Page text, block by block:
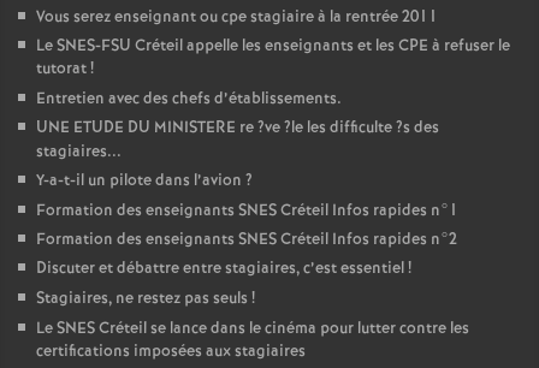
Vous serez enseignant ou cpe stagiaire à la rentrée 2011
LeSNES-FSU Créteil appelle les enseignants et les CPE à refuser le
tutorat!
Entretien avec des chefs d’établissements.
UNE ETUDE DU MINISTERE re?ve?le les difficulte?s des
stagiaires...
Y-a-t-il un pilote dans l’avion ?
Formation des enseignants SNESCréteil Infos rapides n°1
Formation des enseignants SNESCréteil Infos rapides n°2
Discuter et débattre entre stagiaires, c’est essentiel!
Stagiaires, ne restez pas seuls !
LeSNESCréteil se lance dans le cinéma pour lutter contre les
certifications imposées aux stagiaires